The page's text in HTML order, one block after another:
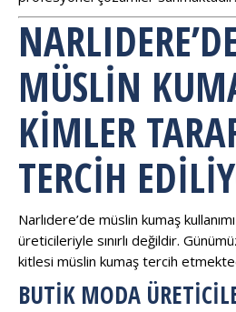
MÜSLIN
KIMLER
TERCIH
Narlıdere’de müslin kumaş
üreticileriyle sınırlı değildir.
kitlesi müslin kumaş tercih
BUTIK MODA